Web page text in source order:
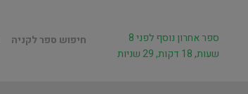
חיפוש ספר לקניה
ספר אחרון נוסף לפני 8
שעות, 18 דקות, 29 שניות